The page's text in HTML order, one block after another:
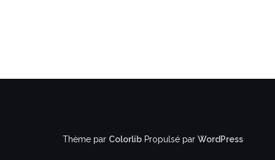
Thème par Colorlib Propulsé par WordPress